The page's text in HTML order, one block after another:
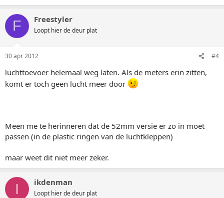
F Freestyler
Loopt hier de deur plat
30 apr 2012 #4
luchttoevoer helemaal weg laten. Als de meters erin zitten,
komt er toch geen lucht meer door
Meen me te herinneren dat de 52mm versie er zo in moet
passen (in de plastic ringen van de luchtkleppen)
maar weet dit niet meer zeker.
I ikdenman
Loopt hier de deur plat